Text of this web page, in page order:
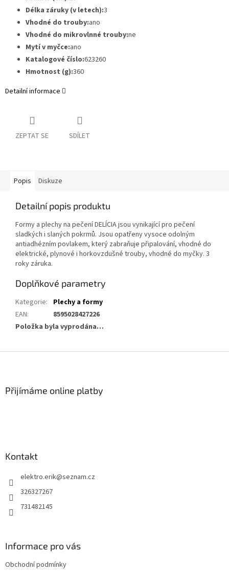
Délka záruky (v letech):3
Vhodné do trouby:ano
Vhodné do mikrovlnné trouby:ne
Mytí v myčce:ano
Katalogové číslo:623260
Hmotnost (g):360
Detailní informace
ZEPTAT SE SDÍLET
Popis Diskuze
Detailní popis produktu
Formy a plechy na pečení DELÍCIA jsou vynikající pro pečení
sladkých i slaných pokrmů. Jsou opatřeny vysoce odolným
antiadhézním povlakem, který zabraňuje připalování, vhodné do
elektrické, plynové i horkovzdušné trouby, vhodné do myčky. 3
roky záruka.
Doplňkové parametry
Kategorie:
Plechy a formy
EAN:
8595028427226
Položka byla vyprodána…
Přijímáme online platby
Kontakt
elektro.erik@seznam.cz
326327267
731482145
Informace pro vás
Obchodní podmínky